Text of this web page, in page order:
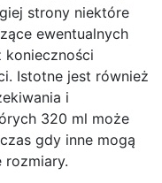
strony niektóre
ewentualnych
Istotne jest również
i
320 ml może
gdy inne mogą
rozmiary.